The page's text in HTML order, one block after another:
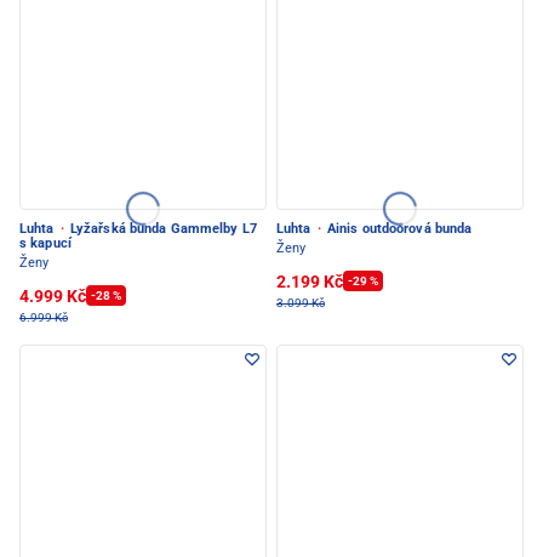
Luhta · Lyžařská bunda Gammelby L7
s kapucí
Ženy
4.999 Kč -28 %
6.999 Kč
Luhta · Ainis outdoorová bunda
Ženy
2.199 Kč -29 %
3.099 Kč